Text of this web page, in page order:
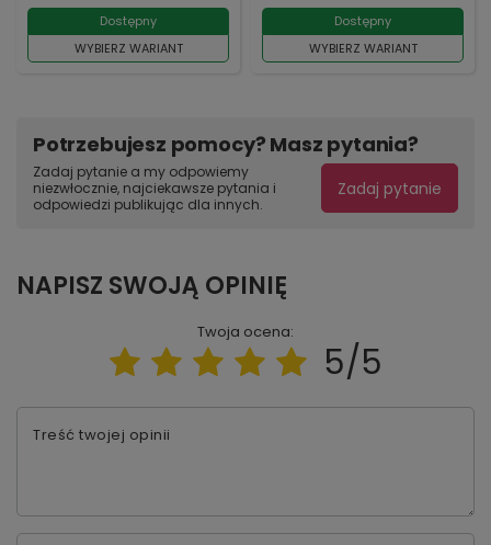
Dostępny
WYBIERZ WARIANT
Dostępny
WYBIERZ WARIANT
Potrzebujesz pomocy? Masz pytania?
Zadaj pytanie a my odpowiemy
niezwłocznie, najciekawsze pytania i
odpowiedzi publikując dla innych.
Zadaj pytanie
NAPISZ SWOJĄ OPINIĘ
Twoja ocena:
5/5
Treść twojej opinii